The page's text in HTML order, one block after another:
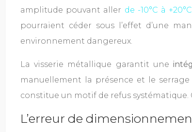
amplitude pouvant aller de -10°C à
pourraient céder sous l’effet d’une
environnement dangereux.
La visserie métallique garantit une
manuellement la présence et le
constitue un motif de refus systématique.
L’erreur de